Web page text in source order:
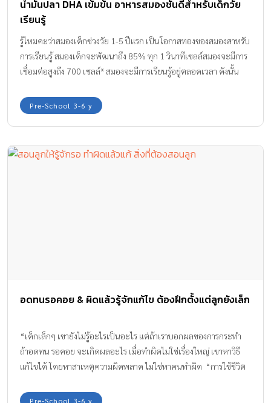
น้ำมันปลา DHA เข้มข้น อาหารสมองชั้นดีสำหรับเด็กวัย
เรียนรู้
รู้ไหมคะว่าสมองเด็กช่วงวัย 1-5 ปีแรก เป็นโอกาสทองของสมองสาหรับ
การเรียนรู้ สมองเด็กจะพัฒนาถึง 85% ทุก 1 วินาทีเซลล์สมองจะมีการ
เชื่อมต่อสูงถึง 700 เซลล์* สมองจะมีการเรียนรู้อยู่ตลอดเวลา ดังนั้น
โอกาสทองนี้ คุณพ่อคุณแม่ต้องไม่พลาดที่จะส่งเสริมลูกน้อยให้ได้รับ
อาหารสมองชั้นดี อย่าง “น้ำมันปลา DHA เข้มข้น” กันนะคะ
Pre-School 3-6 y
อดทนรอคอย & ผิดแล้วรู้จักแก้ไข ต้องฝึกตั้งแต่ลูกยังเล็ก
“เด็กเล็กๆ เขายังไม่รู้อะไรเป็นอะไร แต่ถ้าเราบอกผลของการกระทำ
ถ้าอดทน รอคอย จะเกิดผลอะไร เมื่อทำผิดไม่ใช่เรื่องใหญ่ เขาหาวิธี
แก้ไขได้ โดยหาสาเหตุความผิดพลาด ไม่ใช่หาคนทำผิด “การใช้ชีวิต
เอง เมื่อโตขึ้น และมักจะดุลูกว่า ‘โตแล้วทำไมไม่รู้’ แต่ความจริงคือ
Pre-School 3-6 y